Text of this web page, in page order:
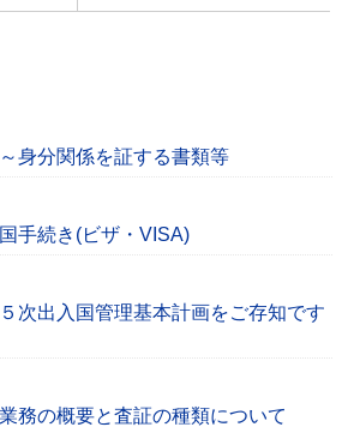
身分関係を証する書類等
手続き(ビザ・VISA)
次出入国管理基本計画をご存知です
務の概要と査証の種類について